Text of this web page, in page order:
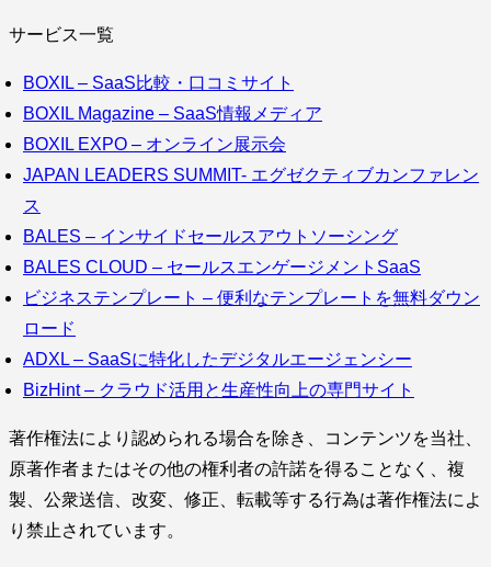
サービス一覧
BOXIL – SaaS比較・口コミサイト
BOXIL Magazine – SaaS情報メディア
BOXIL EXPO – オンライン展示会
JAPAN LEADERS SUMMIT- エグゼクティブカンファレン
ス
BALES – インサイドセールスアウトソーシング
BALES CLOUD – セールスエンゲージメントSaaS
ビジネステンプレート – 便利なテンプレートを無料ダウン
ロード
ADXL – SaaSに特化したデジタルエージェンシー
BizHint – クラウド活用と生産性向上の専門サイト
著作権法により認められる場合を除き、コンテンツを当社、
原著作者またはその他の権利者の許諾を得ることなく、複
製、公衆送信、改変、修正、転載等する行為は著作権法によ
り禁止されています。